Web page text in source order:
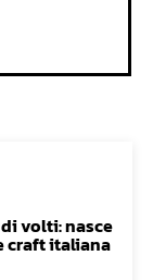
volti: nasce
craft italiana